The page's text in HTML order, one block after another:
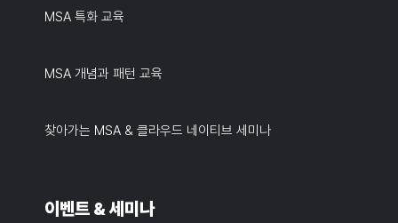
MSA 특화 교육
MSA 개념과 패턴 교육
찾아가는 MSA & 클라우드 네이티브 세미나
이벤트 & 세미나